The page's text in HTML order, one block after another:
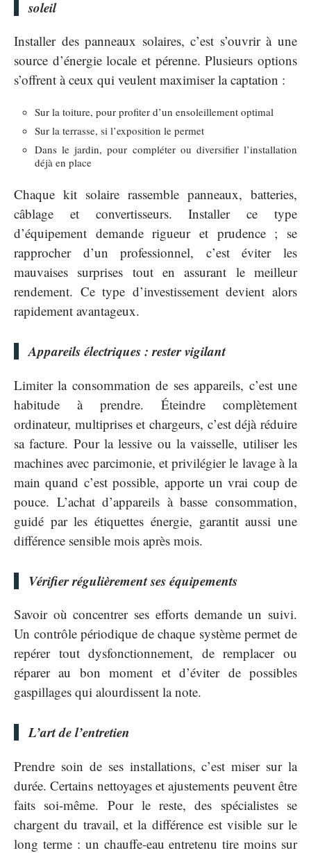
soleil
Installer des panneaux solaires, c’est s’ouvrir à une
source d’énergie locale et pérenne. Plusieurs options
s’offrent à ceux qui veulent maximiser la captation :
Sur la toiture, pour profiter d’un ensoleillement optimal
Sur la terrasse, si l’exposition le permet
Dans le jardin, pour compléter ou diversifier l’installation
déjà en place
Chaque kit solaire rassemble panneaux, batteries,
câblage et convertisseurs. Installer ce type
d’équipement demande rigueur et prudence ; se
rapprocher d’un professionnel, c’est éviter les
mauvaises surprises tout en assurant le meilleur
rendement. Ce type d’investissement devient alors
rapidement avantageux.
Appareils électriques : rester vigilant
Limiter la consommation de ses appareils, c’est une
habitude à prendre. Éteindre complètement
ordinateur, multiprises et chargeurs, c’est déjà réduire
sa facture. Pour la lessive ou la vaisselle, utiliser les
machines avec parcimonie, et privilégier le lavage à la
main quand c’est possible, apporte un vrai coup de
pouce. L’achat d’appareils à basse consommation,
guidé par les étiquettes énergie, garantit aussi une
différence sensible mois après mois.
Vérifier régulièrement ses équipements
Savoir où concentrer ses efforts demande un suivi.
Un contrôle périodique de chaque système permet de
repérer tout dysfonctionnement, de remplacer ou
réparer au bon moment et d’éviter de possibles
gaspillages qui alourdissent la note.
L’art de l’entretien
Prendre soin de ses installations, c’est miser sur la
durée. Certains nettoyages et ajustements peuvent être
faits soi-même. Pour le reste, des spécialistes se
chargent du travail, et la différence est visible sur le
long terme : un chauffe-eau entretenu tire moins sur